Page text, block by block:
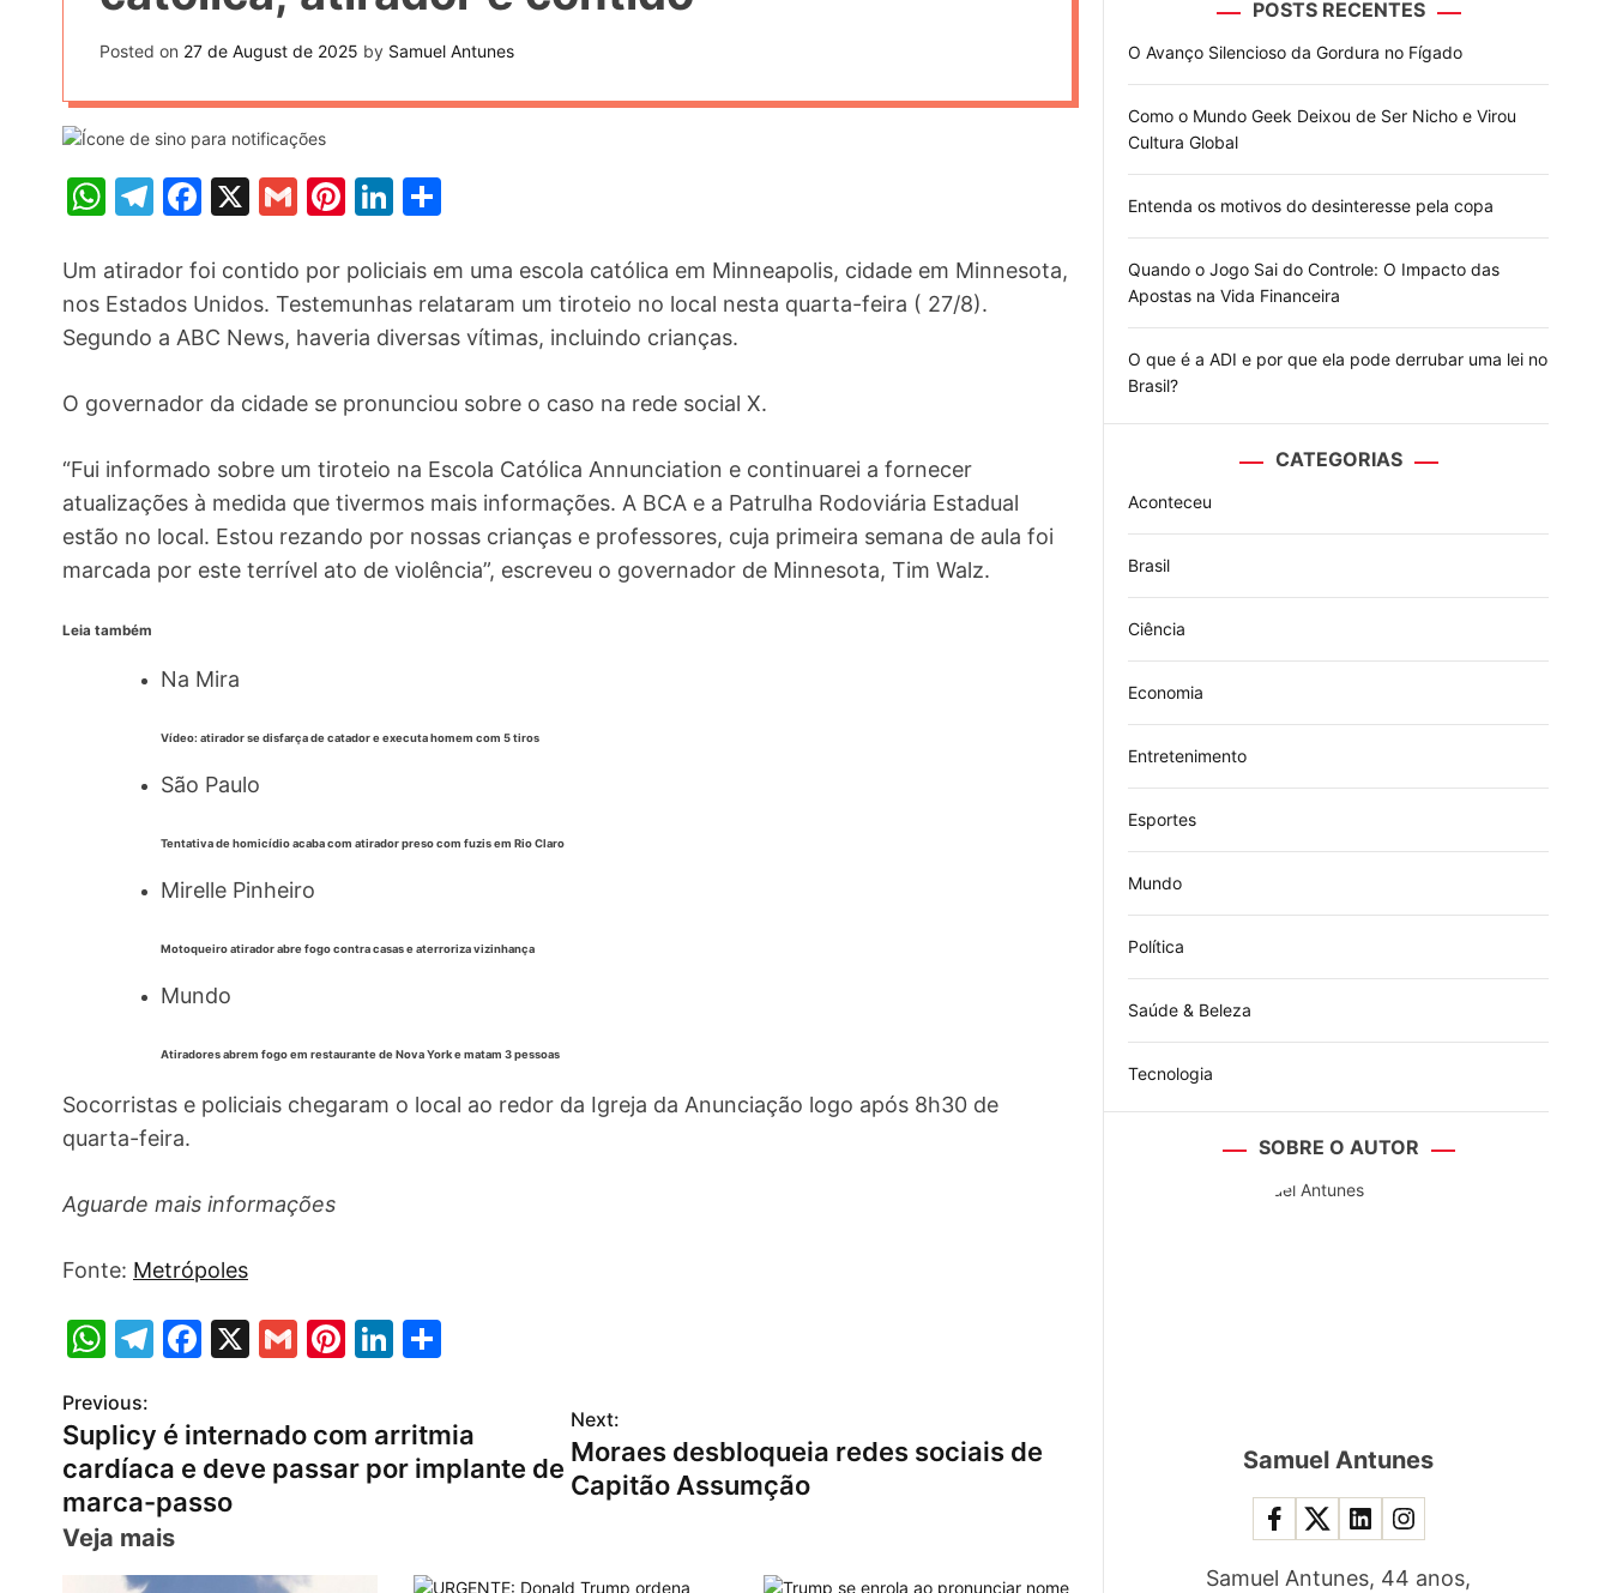
o
e
Posted on 27 de August de 2025 by Samuel Antunes
W
at
s
A
p
p
T
e
gr
a
m
F
c
e
b
o
o
k
X
G
ai
l
Pi
er
e
st
Li
k
e
dI
n
ar
e
Um atirador foi contido por policiais em uma escola católica em Minneapolis, cidade em Minnesota,
nos Estados Unidos. Testemunhas relataram um tiroteio no local nesta quarta-feira ( 27/8).
Segundo a ABC News, haveria diversas vítimas, incluindo crianças.
O governador da cidade se pronunciou sobre o caso na rede social X.
“Fui informado sobre um tiroteio na Escola Católica Annunciation e continuarei a fornecer
atualizações à medida que tivermos mais informações. A BCA e a Patrulha Rodoviária Estadual
estão no local. Estou rezando por nossas crianças e professores, cuja primeira semana de aula foi
marcada por este terrível ato de violência”, escreveu o governador de Minnesota, Tim Walz.
Leia também
Na Mira
Vídeo: atirador se disfarça de catador e executa homem com 5 tiros
São Paulo
Tentativa de homicídio acaba com atirador preso com fuzis em Rio Claro
Mirelle Pinheiro
Motoqueiro atirador abre fogo contra casas e aterroriza vizinhança
Mundo
Atiradores abrem fogo em restaurante de Nova York e matam 3 pessoas
Socorristas e policiais chegaram o local ao redor da Igreja da Anunciação logo após 8h30 de
quarta-feira.
Aguarde mais informações
Fonte: Metrópoles
W
at
s
A
p
p
T
e
gr
a
m
F
c
e
b
o
X
G
l
Pi
e
st
Li
k
e
dI
ar
e
P
o
s
t
Previous:
Suplicy é internado com arritmia
cardíaca e deve passar por implante de
marca-passo
Next:
Moraes desbloqueia redes sociais de
Capitão Assumção
Veja mais
POSTS RECENTES
O Avanço Silencioso da Gordura no Fígado
Como o Mundo Geek Deixou de Ser Nicho e Virou
Cultura Global
Entenda os motivos do desinteresse pela copa
Quando o Jogo Sai do Controle: O Impacto das
Apostas na Vida Financeira
O que é a ADI e por que ela pode derrubar uma lei no
Brasil?
CATEGORIAS
Aconteceu
Brasil
Ciência
Economia
Entretenimento
Esportes
Mundo
Política
Saúde & Beleza
Tecnologia
SOBRE O AUTOR
Samuel Antunes
Samuel Antunes, 44 anos,